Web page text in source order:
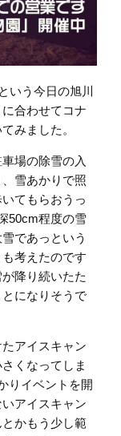
いう今日の旭川
合わせてコナ
みました。
場の除雪の入
雪あかりで照
てもらおうっ
50cm程度の雪
であっという
考えたのです
降り続いたた
になりそうで
アイスキャン
くなってしま
りイベントを開
アイスキャン
かもう少し範